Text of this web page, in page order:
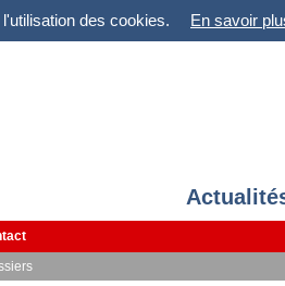
des cookies. En savoir